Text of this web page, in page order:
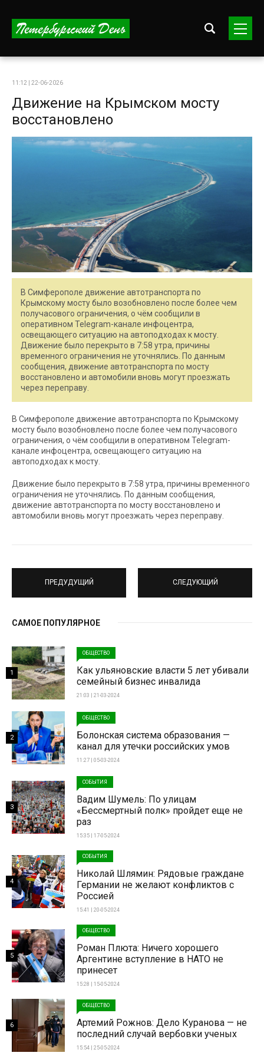
11:12 | 22-06-2026
Движение на Крымском мосту
восстановлено
В Симферополе движение автотранспорта по
Крымскому мосту было возобновлено после более чем
получасового ограничения, о чём сообщили в
оперативном Telegram-канале инфоцентра,
освещающего ситуацию на автоподходах к мосту.
Движение было перекрыто в 7:58 утра, причины
временного ограничения не уточнялись. По данным
сообщения, движение автотранспорта по мосту
восстановлено и автомобили вновь могут проезжать
через переправу.
В Симферополе движение автотранспорта по Крымскому
мосту было возобновлено после более чем получасового
ограничения, о чём сообщили в оперативном Telegram-
канале инфоцентра, освещающего ситуацию на
автоподходах к мосту.
Движение было перекрыто в 7:58 утра, причины временного
ограничения не уточнялись. По данным сообщения,
движение автотранспорта по мосту восстановлено и
автомобили вновь могут проезжать через переправу.
ПРЕДУДУЩИЙ СЛЕДУЮЩИЙ
САМОЕ ПОПУЛЯРНОЕ
ОБЩЕСТВО
Как ульяновские власти 5 лет убивали
семейный бизнес инвалида
21:03 | 21-03-2024
1
ОБЩЕСТВО
Болонская система образования —
канал для утечки российских умов
11:27 | 05-03-2024
2
СОБЫТИЯ
Вадим Шумель: По улицам
«Бессмертный полк» пройдет еще не
раз
15:35 | 17-05-2024
3
СОБЫТИЯ
Николай Шлямин: Рядовые граждане
Германии не желают конфликтов с
Россией
15:41 | 20-05-2024
4
ОБЩЕСТВО
Роман Плюта: Ничего хорошего
Аргентине вступление в НАТО не
принесет
15:28 | 15-05-2024
5
ОБЩЕСТВО
Артемий Рожнов: Дело Куранова — не
последний случай вербовки ученых
15:54 | 25-05-2024
6